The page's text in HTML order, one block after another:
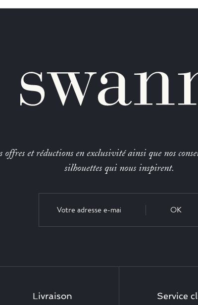
offres et réductions en exclusivité ainsi que nos
silhouettes qui nous inspirent.
OK
Livraison Service